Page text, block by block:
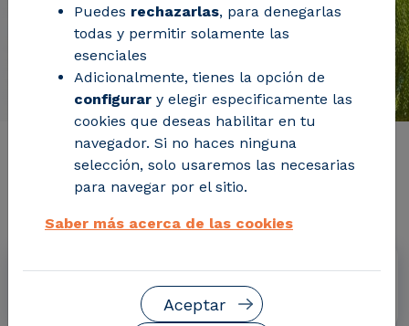
Información de interés del
proyecto
Fechas
Noviembre 2020 - Octubre 2023
Puedes rechazarlas, para denegarlas
todas y permitir solamente las
esenciales
Adicionalmente, tienes la opción de
configurar y elegir especificamente las
cookies que deseas habilitar en tu
navegador. Si no haces ninguna
selección, solo usaremos las necesarias
para navegar por el sitio.
Saber más acerca de las cookies
Aceptar